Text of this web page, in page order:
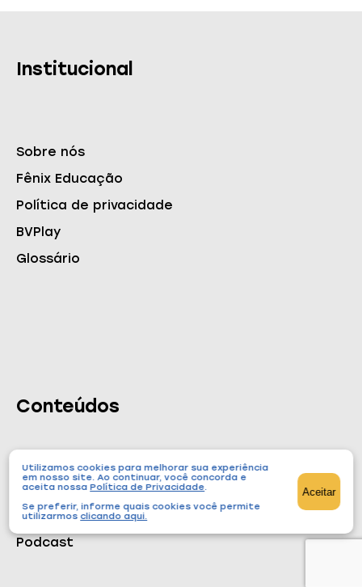
Utilizamos cookies para melhorar sua experiência
em nosso site. Ao continuar, você concorda e
aceita nossaPolítica de Privacidade.
Se preferir, informe quais cookies você permite
utilizarmosclicando aqui.
Aceitar
Institucional
Sobre nós
Fênix Educação
Política de privacidade
BVPlay
Glossário
Conteúdos
Cursos
Blog
Podcast